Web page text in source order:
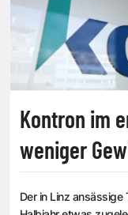
Kontron im
weniger
Der in Linz ansässige